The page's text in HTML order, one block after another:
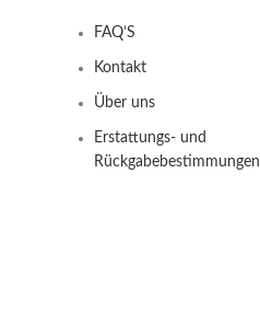
FAQ’S
Kontakt
Über uns
Erstattungs- und
Rückgabebestimmungen